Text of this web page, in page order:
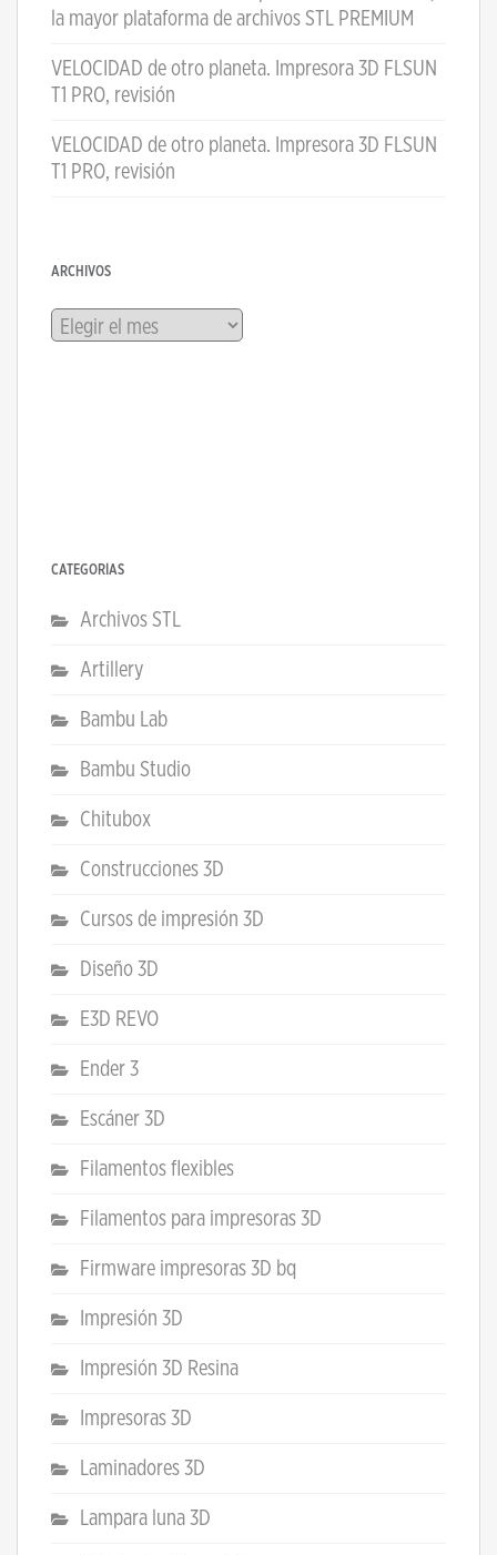
la mayor plataforma de archivos STL PREMIUM
VELOCIDAD de otro planeta. Impresora 3D FLSUN
T1 PRO, revisión
VELOCIDAD de otro planeta. Impresora 3D FLSUN
T1 PRO, revisión
ARCHIVOS
Archivos
CATEGORÍAS
Archivos STL
Artillery
Bambu Lab
Bambu Studio
Chitubox
Construcciones 3D
Cursos de impresión 3D
Diseño 3D
E3D REVO
Ender 3
Escáner 3D
Filamentos flexibles
Filamentos para impresoras 3D
Firmware impresoras 3D bq
Impresión 3D
Impresión 3D Resina
Impresoras 3D
Laminadores 3D
Lampara luna 3D